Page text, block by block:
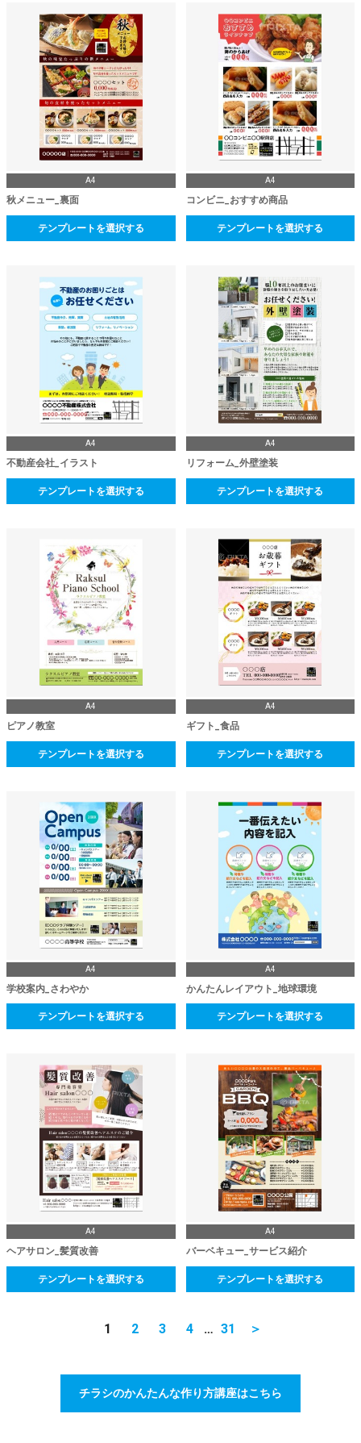
A4
秋メニュー_裏面
テンプレートを選択する
A4
コンビニ_おすすめ商品
テンプレートを選択する
A4
不動産会社_イラスト
テンプレートを選択する
A4
リフォーム_外壁塗装
テンプレートを選択する
A4
ピアノ教室
テンプレートを選択する
A4
ギフト_食品
テンプレートを選択する
A4
学校案内_さわやか
テンプレートを選択する
A4
かんたんレイアウト_地球環境
テンプレートを選択する
A4
ヘアサロン_髪質改善
テンプレートを選択する
A4
バーベキュー_サービス紹介
テンプレートを選択する
1 2 3 4 … 31 ＞
チラシのかんたんな作り方講座はこちら